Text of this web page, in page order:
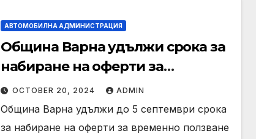
АВТОМОБИЛНА АДМИНИСТРАЦИЯ
Община Варна удължи срока за
набиране на оферти за
временна сграда на дом
„Гергана“
OCTOBER 20, 2024 ADMIN
Община Варна удължи до 5 септември срока
за набиране на оферти за временно ползване